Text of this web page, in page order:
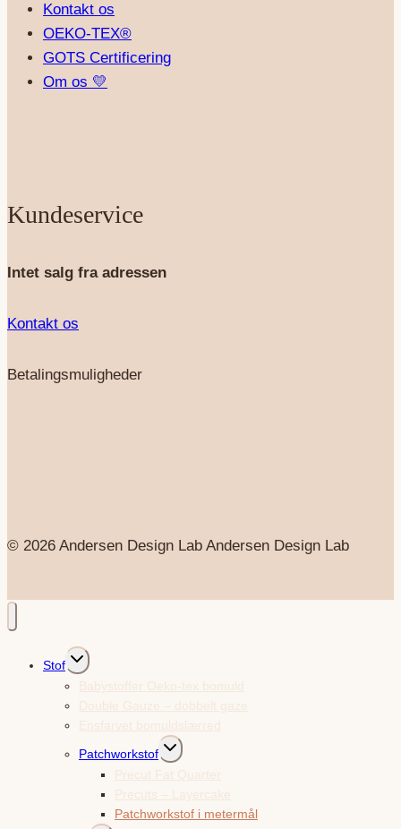
Kontakt os
OEKO-TEX®
GOTS Certificering
Om os 💛
Kundeservice
Intet salg fra adressen
Kontakt os
Betalingsmuligheder
© 2026 Andersen Design Lab Andersen Design Lab
Stof
Skift
undermenu
Patchworkstof
Skift
undermenu
Patchworkstof i metermål